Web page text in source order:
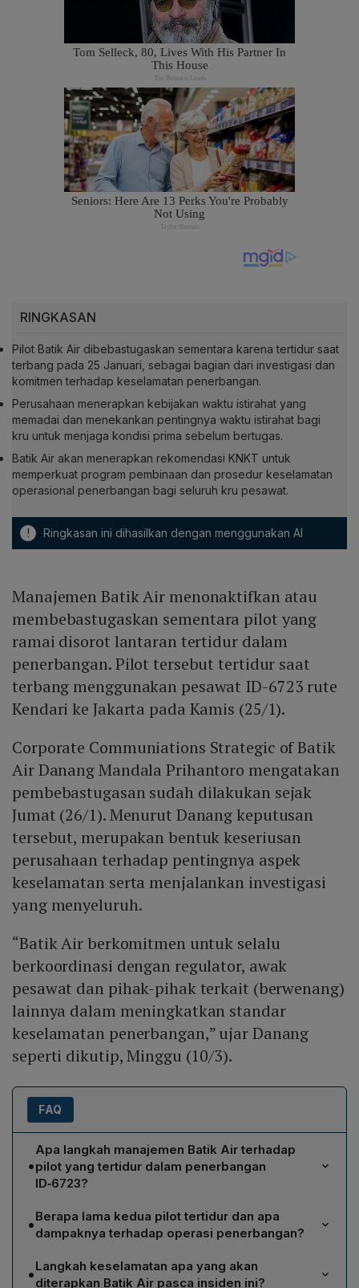
RINGKASAN
Pilot Batik Air dibebastugaskan sementara karena tertidur saat
terbang pada 25 Januari, sebagai bagian dari investigasi dan
komitmen terhadap keselamatan penerbangan.
Perusahaan menerapkan kebijakan waktu istirahat yang
memadai dan menekankan pentingnya waktu istirahat bagi
kru untuk menjaga kondisi prima sebelum bertugas.
Batik Air akan menerapkan rekomendasi KNKT untuk
memperkuat program pembinaan dan prosedur keselamatan
operasional penerbangan bagi seluruh kru pesawat.
! Ringkasan ini dihasilkan dengan menggunakan AI
Manajemen Batik Air menonaktifkan atau
membebastugaskan sementara pilot yang
ramai disorot lantaran tertidur dalam
penerbangan. Pilot tersebut tertidur saat
terbang menggunakan pesawat ID-6723 rute
Kendari ke Jakarta pada Kamis (25/1).
Corporate Communiations Strategic of Batik
Air Danang Mandala Prihantoro mengatakan
pembebastugasan sudah dilakukan sejak
Jumat (26/1). Menurut Danang keputusan
tersebut, merupakan bentuk keseriusan
perusahaan terhadap pentingnya aspek
keselamatan serta menjalankan investigasi
yang menyeluruh.
“Batik Air berkomitmen untuk selalu
berkoordinasi dengan regulator, awak
pesawat dan pihak-pihak terkait (berwenang)
lainnya dalam meningkatkan standar
keselamatan penerbangan,” ujar Danang
seperti dikutip, Minggu (10/3).
FAQ
•
Apa langkah manajemen Batik Air terhadap
pilot yang tertidur dalam penerbangan
ID‑6723?
Manajemen Batik Air menonaktifkan atau
membebastugaskan sementara pilot tersebut sejak
Jumat, 26 Januari, sebagai bentuk keseriusan
perusahaan terhadap keselamatan dan untuk memberi
ruang pada investigasi menyeluruh. Keputusan ini
•Berapa lama kedua pilot tertidur dan apa
dampaknya terhadap operasi penerbangan?
cruising 36.000 kaki. Selama tidur, mereka tidak
•Langkah keselamatan apa yang akan
diterapkan Batik Air pasca insiden ini?